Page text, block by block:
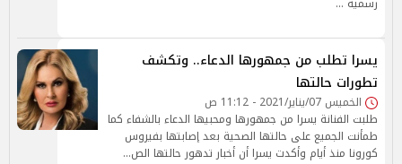
يسرا تطلب من جمهورها الدعاء.. وتكشف
تطورات حالتها
الخميس 07/يناير/2021 - 11:12 ص
طلبت الفنانة يسرا من جمهورها ومحبيها الدعاء بالشفاء كما
طمأنت الجميع على حالتها الصحية بعد إصابتها بفيروس
كورونا منذ أيام وأكدت يسرا أن أخبار تدهور حالتها الص…